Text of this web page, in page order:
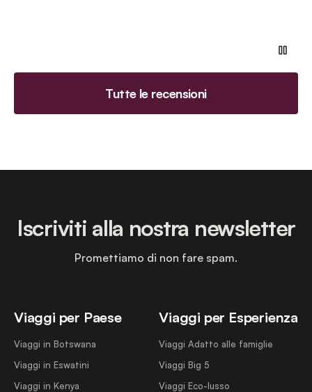
Tutte le recensioni
Viaggi per Paese
Viaggi in Botswana
Viaggi in Eswatini
Viaggi in Kenya
Viaggi per Esperienza
Viaggi Adatto alle famiglie
Viaggi Big 5
Viaggi Eco-lusso
Iscriviti alla nostra newsletter
Promettiamo di non fare spam.